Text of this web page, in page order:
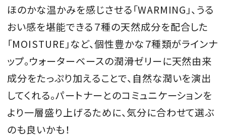
ほのかな温かみを感じさせる「WARMING」、うる
おい感を堪能できる７種の天然成分を配合した
「MOISTURE」など、個性豊かな７種類がラインナ
ップ。ウォーターベースの潤滑ゼリーに天然由来
成分をたっぷり加えることで、自然な潤いを演出
してくれる。パートナーとのコミュニケーションを
より一層盛り上げるために、気分に合わせて選ぶ
のも良いかも！